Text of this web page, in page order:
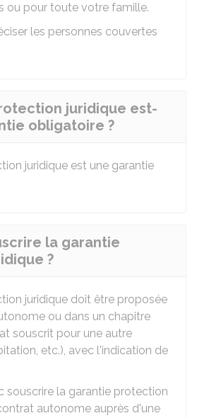
ou pour toute votre famille.
les personnes couvertes
juridique est-
obligatoire ?
juridique est une garantie
la garantie
?
juridique doit être proposée
ou dans un chapitre
souscrit pour une autre
etc.), avec l'indication de
souscrire la garantie protection
autonome auprès d'une